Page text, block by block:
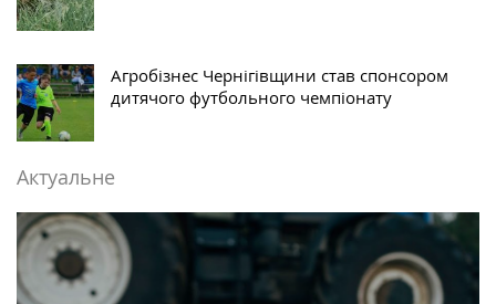
Агробізнес Чернігівщини став спонсором
дитячого футбольного чемпіонату
Актуальне